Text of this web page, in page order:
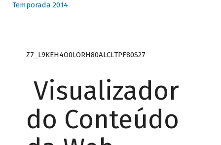
Temporada 2014
Z7_L9KEH4O0LORH80ALCLTPF80S27
Visualizador
do Conteúdo